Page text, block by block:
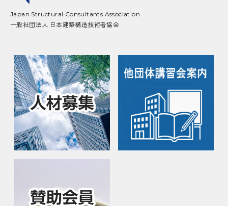
Japan Structural Consultants Association
一般社団法人 日本建築構造技術者協会